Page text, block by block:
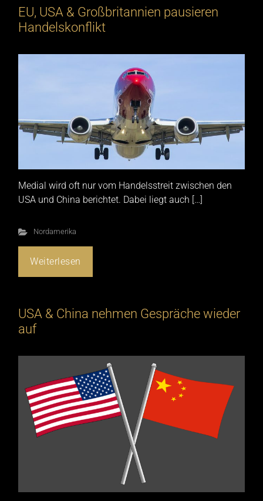
EU, USA & Großbritannien pausieren
Handelskonflikt
Medial wird oft nur vom Handelsstreit zwischen den
USA und China berichtet. Dabei liegt auch […]
Nordamerika
Weiterlesen
USA & China nehmen Gespräche wieder
auf